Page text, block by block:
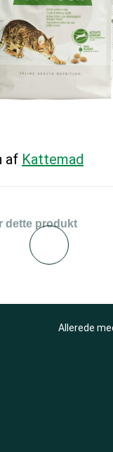
af Kattemad
dette produkt
Allerede